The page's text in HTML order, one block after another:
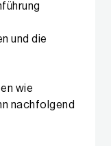
und die
wie
nachfolgend